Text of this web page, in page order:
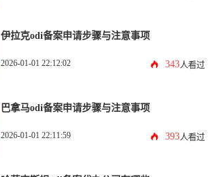
伊拉克odi备案申请步骤与注意事项
2026-01-01 22:12:02 343人看过
巴拿马odi备案申请步骤与注意事项
2026-01-01 22:11:59 393人看过